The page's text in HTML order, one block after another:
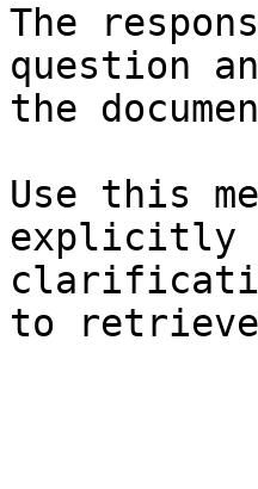
The
question
the
Use this
explicitly